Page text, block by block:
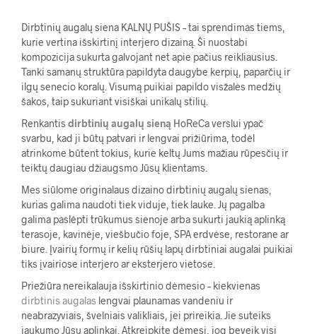
Dirbtinių augalų siena KALNŲ PUŠIS – tai sprendimas tiems,
kurie vertina išskirtinį interjero dizainą. Ši nuostabi
kompozicija sukurta galvojant net apie pačius reikliausius.
Tanki samanų struktūra papildyta daugybe kerpių, paparčių ir
ilgų senecio koralų. Visumą puikiai papildo visžalės medžių
šakos, taip sukuriant visiškai unikalų stilių.
Renkantis dirbtinių augalų sieną HoReCa verslui ypač
svarbu, kad ji būtų patvari ir lengvai prižiūrima, todėl
atrinkome būtent tokius, kurie keltų Jums mažiau rūpesčių ir
teiktų daugiau džiaugsmo Jūsų klientams.
Mes siūlome originalaus dizaino dirbtinių augalų sienas,
kurias galima naudoti tiek viduje, tiek lauke. Jų pagalba
galima paslėpti trūkumus sienoje arba sukurti jaukią aplinką
terasoje, kavinėje, viešbučio foje, SPA erdvėse, restorane ar
biure. Įvairių formų ir kelių rūšių lapų dirbtiniai augalai puikiai
tiks įvairiose interjero ar eksterjero vietose.
Priežiūra nereikalauja išskirtinio dėmesio – kiekvienas
dirbtinis augalas lengvai plaunamas vandeniu ir
neabrazyviais, švelniais valikliais, jei prireikia. Jie suteiks
jaukumo Jūsų aplinkai. Atkreipkite dėmesį, jog beveik visi